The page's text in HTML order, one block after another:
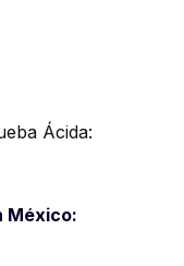
Ácida:
México: